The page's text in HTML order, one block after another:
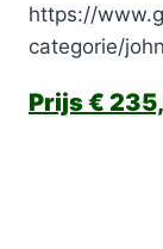
https://
categorie/
€